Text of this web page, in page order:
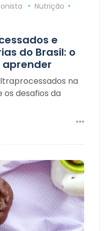
Nutrição
e
do Brasil: o
na
os desafios da